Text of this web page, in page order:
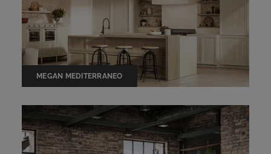
MEGAN MEDITERRANEO